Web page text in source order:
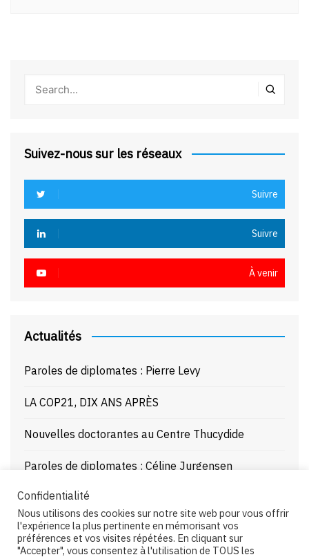
Suivez-nous sur les réseaux
Suivre
Suivre
À venir
Actualités
Paroles de diplomates : Pierre Levy
LA COP21, DIX ANS APRÈS
Nouvelles doctorantes au Centre Thucydide
Paroles de diplomates : Céline Jurgensen
Journée d’étude : La Mer Noire enjeux stratégiques
et juridiques – 21/10/25
Confidentialité
Nous utilisons des cookies sur notre site web pour vous offrir
l'expérience la plus pertinente en mémorisant vos
préférences et vos visites répétées. En cliquant sur
"Accepter", vous consentez à l'utilisation de TOUS les